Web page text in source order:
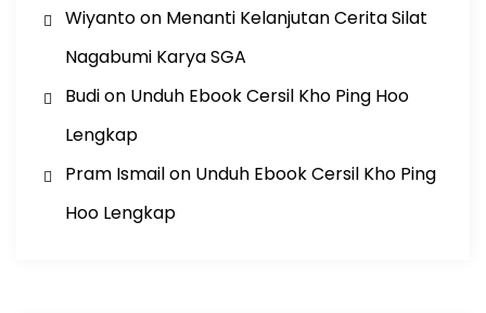
Wiyantoon Menanti Kelanjutan Cerita Silat
Nagabumi Karya SGA
Budion Unduh Ebook Cersil Kho Ping Hoo
Lengkap
Pram Ismailon Unduh Ebook Cersil Kho Ping
Hoo Lengkap